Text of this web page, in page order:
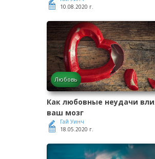
10.08.2020 г.
Любовь
Как любовные неудачи
ваш мозг
Гай Уинч
18.05.2020 г.